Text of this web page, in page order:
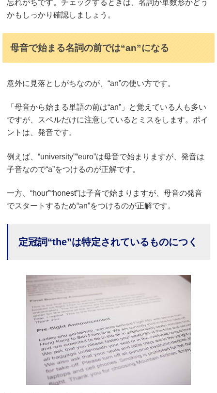
忘れがちです。チェックするときは、名詞が単数形かどう
かもしっかり確認しましょう。
母音で始まる名詞の前では“an”になる
意外に見落としがちなのが、“an”の使い方です。
「母音から始まる単語の前は“an”」と覚えている人も多い
ですが、スペルだけに注意しているとミスをします。ポイ
ントは、発音です。
例えば、“university”“euro”は母音で始まりますが、発音は
子音なので“a”をつけるのが正解です。
一方、“hour”“honest”は子音で始まりますが、母音の発音
でスタートするため“an”をつけるのが正解です。
定冠詞“the”は特定されているものにつく